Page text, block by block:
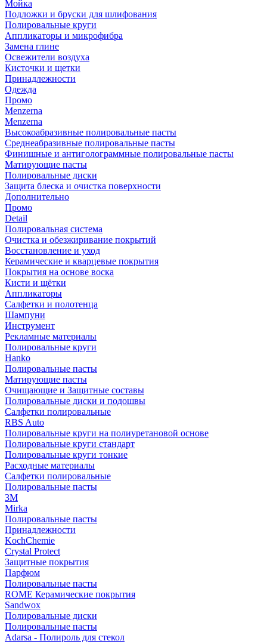
Мойка
Подложки и бруски для шлифования
Полировальные круги
Аппликаторы и микрофибра
Замена глине
Освежители воздуха
Кисточки и щетки
Принадлежности
Одежда
Промо
Menzerna
Menzerna
Высокоабразивные полировальные пасты
Среднеабразивные полировальные пасты
Финишные и антиголограммные полировальные пасты
Матирующие пасты
Полировальные диски
Защита блеска и очистка поверхности
Дополнительно
Промо
Detail
Полировальная система
Очистка и обезжиривание покрытий
Восстановление и уход
Керамические и кварцевые покрытия
Покрытия на основе воска
Кисти и щётки
Аппликаторы
Салфетки и полотенца
Шампуни
Инструмент
Рекламные материалы
Полировальные круги
Hanko
Полировальные пасты
Матирующие пасты
Очищающие и Защитные составы
Полировальные диски и подошвы
Салфетки полировальные
RBS Auto
Полировальные круги на полиуретановой основе
Полировальные круги стандарт
Полировальные круги тонкие
Расходные материалы
Салфетки полировальные
Полировальные пасты
3М
Mirka
Полировальные пасты
Принадлежности
KochChemie
Crystal Protect
Защитные покрытия
Парфюм
Полировальные пасты
ROME Керамические покрытия
Sandwox
Полировальные диски
Полировальные пасты
Adarsa - Полироль для стекол